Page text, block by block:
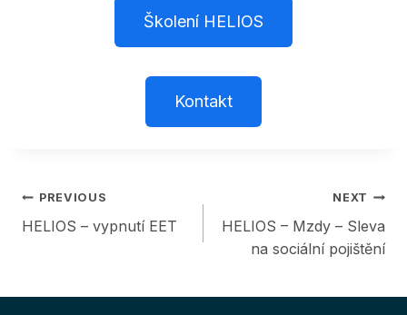
Školení HELIOS
Kontakt
Post
navigation
PREVIOUS
HELIOS – vypnutí EET
NEXT
HELIOS – Mzdy – Sleva
na sociální pojištění